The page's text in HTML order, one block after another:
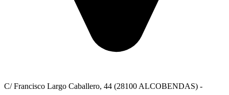
C/ Francisco Largo Caballero, 44 (28100 ALCOBENDAS) -